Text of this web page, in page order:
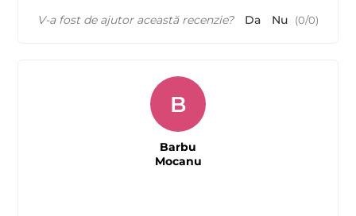
V-a fost de ajutor această recenzie? Da Nu (0/0)
B
Barbu
Mocanu